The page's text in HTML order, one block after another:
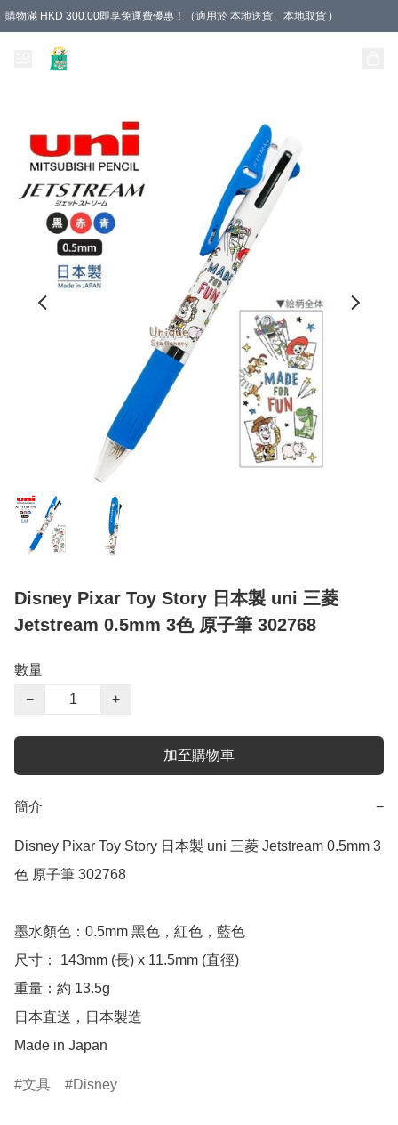
購物滿 HKD 300.00即享免運費優惠！（適用於 本地送貨、本地取貨 )
Disney Pixar Toy Story 日本製 uni 三菱
Jetstream 0.5mm 3色 原子筆 302768
數量
−
+
加至購物車
簡介 −
Disney Pixar Toy Story 日本製 uni 三菱 Jetstream 0.5mm 3
色 原子筆 302768
墨水顏色：0.5mm 黑色，紅色，藍色
尺寸： 143mm (長) x 11.5mm (直徑)
重量：約 13.5g
日本直送，日本製造
Made in Japan
文具 Disney